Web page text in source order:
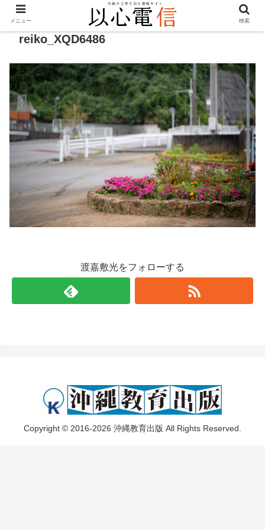
reiko_XQD6486
渡嘉敷光をフォローする
Copyright © 2016-2026 沖縄教育出版 All Rights Reserved.
メニュー 検索